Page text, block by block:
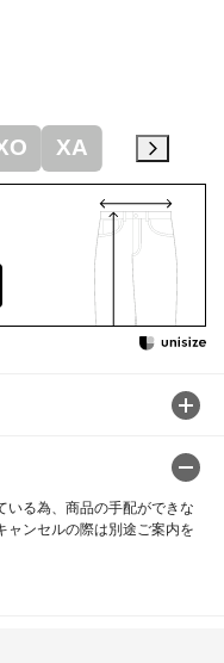
る為、商品の手配ができな
ャンセルの際は別途ご案内を
XA